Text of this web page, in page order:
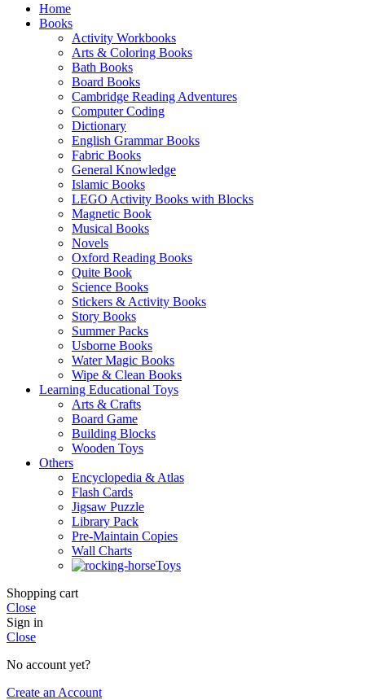
Home
Books
Activity Workbooks
Arts & Coloring Books
Bath Books
Board Books
Cambridge Reading Adventures
Computer Coding
Dictionary
English Grammar Books
Fabric Books
General Knowledge
Islamic Books
LEGO Activity Books with Blocks
Magnetic Book
Musical Books
Novels
Oxford Reading Books
Quite Book
Science Books
Stickers & Activity Books
Story Books
Summer Packs
Usborne Books
Water Magic Books
Wipe & Clean Books
Learning Educational Toys
Arts & Crafts
Board Game
Building Blocks
Wooden Toys
Others
Encyclopedia & Atlas
Flash Cards
Jigsaw Puzzle
Library Pack
Pre-Maintain Copies
Wall Charts
Toys
Shopping cart
Close
Sign in
Close
No account yet?
Create an Account